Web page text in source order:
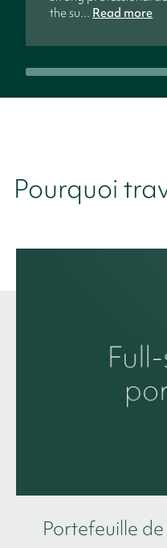
the su... Read more
Pourquoi
Portefeuille